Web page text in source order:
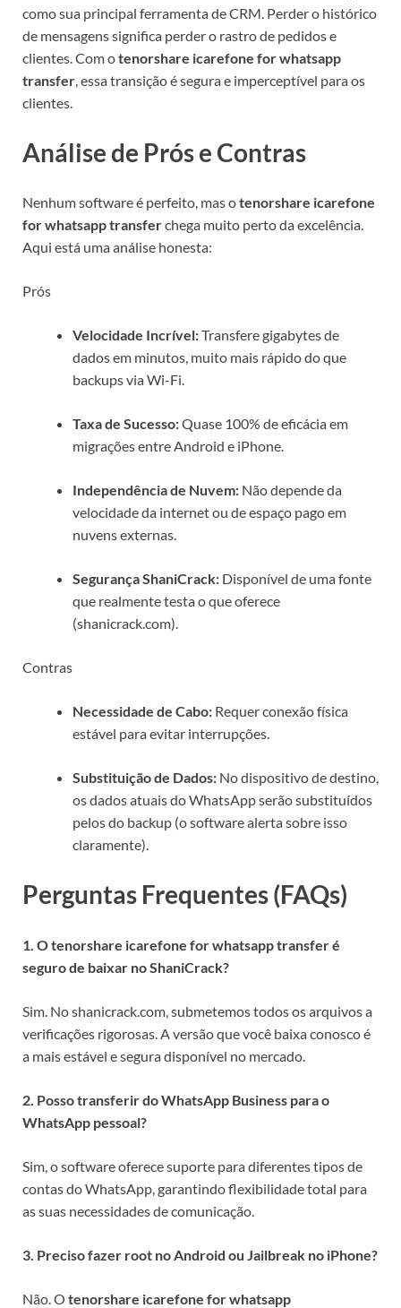
como sua principal ferramenta de CRM. Perder o histórico
de mensagens significa perder o rastro de pedidos e
clientes. Com otenorshare icarefone for whatsapp
transfer, essa transição é segura e imperceptível para os
clientes.
Análise de Prós e Contras
Nenhum software é perfeito, mas otenorshare icarefone
for whatsapp transferchega muito perto da excelência.
Aqui está uma análise honesta:
Prós
Velocidade Incrível:Transfere gigabytes de
dados em minutos, muito mais rápido do que
backups via Wi-Fi.
Taxa de Sucesso:Quase 100% de eficácia em
migrações entre Android e iPhone.
Independência de Nuvem: Não depende da
velocidade da internet ou de espaço pago em
nuvens externas.
Segurança ShaniCrack: Disponível de uma fonte
que realmente testa o que oferece
(shanicrack.com).
Contras
Necessidade de Cabo: Requer conexão física
estável para evitar interrupções.
Substituição de Dados: No dispositivo de destino,
os dados atuais do WhatsApp serão substituídos
pelos do backup (o software alerta sobre isso
claramente).
Perguntas Frequentes (FAQs)
1. O tenorshare icarefone for whatsapp transfer é
seguro de baixar no ShaniCrack?
Sim. No shanicrack.com, submetemos todos os arquivos a
verificações rigorosas. A versão que você baixa conosco é
a mais estável e segura disponível no mercado.
2. Posso transferir do WhatsApp Business para o
WhatsApp pessoal?
Sim, o software oferece suporte para diferentes tipos de
contas do WhatsApp, garantindo flexibilidade total para
as suas necessidades de comunicação.
3. Preciso fazer root no Android ou Jailbreak no iPhone?
Não. O tenorshare icarefone for whatsapp